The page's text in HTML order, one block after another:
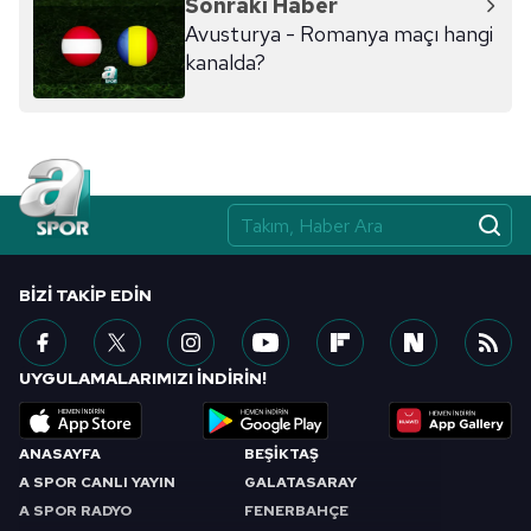
ilgili mevzuata uygun olarak kullanılan çerezlerle ilgili bilgi
almak için lütfen
tıklayınız .
Avusturya - Romanya maçı hangi
kanalda?
ANASAYFA
A SPOR CANLI YAYIN
A SPOR RADYO
BEŞİKTAŞ
GALATASARAY
FENERBAHÇE
BIZI TAKIP EDIN
UYGULAMALARIMIZI İNDİRİN!